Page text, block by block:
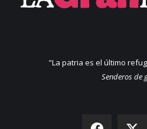
"La patria es el último
Senderos de